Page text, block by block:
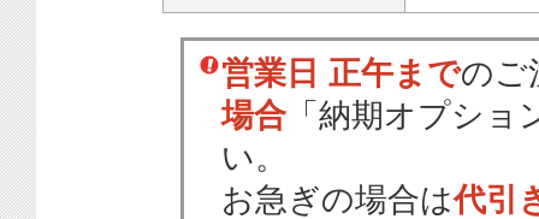
営業日 正午までのご
場合 「納期オプショ
い。
お急ぎの場合は代引